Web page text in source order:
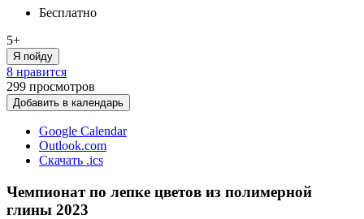
Бесплатно
5+
Я пойду
8 нравится
299 просмотров
Добавить в календарь
Google Calendar
Outlook.com
Скачать .ics
Чемпионат по лепке цветов из полимерной
глины 2023